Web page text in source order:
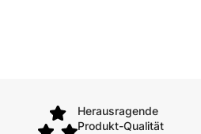
Herausragende
Produkt-Qualität